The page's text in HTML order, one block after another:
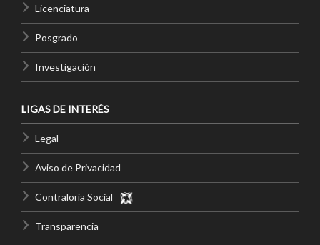
Licenciatura
Posgrado
Investigación
LIGAS DE INTERÉS
Legal
Aviso de Privacidad
Contraloría Social
Transparencia